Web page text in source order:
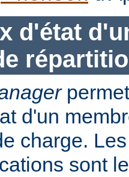
d'état
d'un
charge.
sont